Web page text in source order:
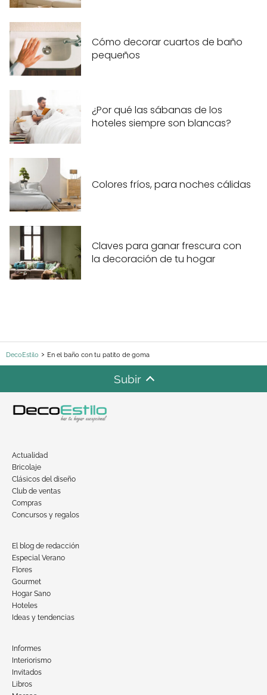
Cómo decorar cuartos de baño
pequeños
¿Por qué las sábanas de los
hoteles siempre son blancas?
Colores fríos, para noches cálidas
Claves para ganar frescura con
la decoración de tu hogar
DecoEstilo En el baño con tu patito de goma
Subir
Actualidad
Bricolaje
Clásicos del diseño
Club de ventas
Compras
Concursos y regalos
El blog de redacción
Especial Verano
Flores
Gourmet
Hogar Sano
Hoteles
Ideas y tendencias
Informes
Interiorismo
Invitados
Libros